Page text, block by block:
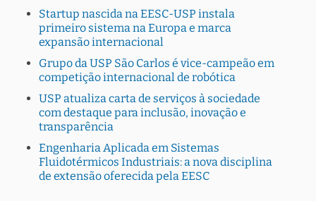
Startup nascida na EESC-USP instala
primeiro sistema na Europa e marca
expansão internacional
Grupo da USP São Carlos é vice-campeão em
competição internacional de robótica
USP atualiza carta de serviços à sociedade
com destaque para inclusão, inovação e
transparência
Engenharia Aplicada em Sistemas
Fluidotérmicos Industriais: a nova disciplina
de extensão oferecida pela EESC